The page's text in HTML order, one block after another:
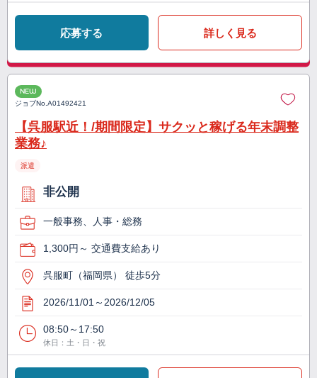
応募する 詳しく見る
NEW
ジョブNo.A01492421
【呉服駅近！/期間限定】サクッと稼げる年末調整
業務♪
派遣
非公開
一般事務、人事・総務
1,300円～ 交通費支給あり
呉服町（福岡県） 徒歩5分
2026/11/01～2026/12/05
08:50～17:50
休日：土・日・祝